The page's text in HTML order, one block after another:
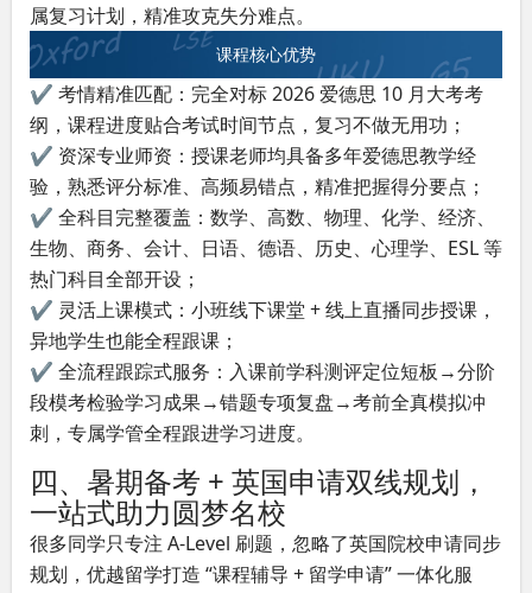
属复习计划，精准攻克失分难点。
课程核心优势
✔ 考情精准匹配：完全对标 2026 爱德思 10 月大考考
纲，课程进度贴合考试时间节点，复习不做无用功；
✔ 资深专业师资：授课老师均具备多年爱德思教学经
验，熟悉评分标准、高频易错点，精准把握得分要点；
✔ 全科目完整覆盖：数学、高数、物理、化学、经济、
生物、商务、会计、日语、德语、历史、心理学、ESL 等
热门科目全部开设；
✔ 灵活上课模式：小班线下课堂 + 线上直播同步授课，
异地学生也能全程跟课；
✔ 全流程跟踪式服务：入课前学科测评定位短板→分阶
段模考检验学习成果→错题专项复盘→考前全真模拟冲
刺，专属学管全程跟进学习进度。
四、暑期备考 + 英国申请双线规划，
一站式助力圆梦名校
很多同学只专注 A-Level 刷题，忽略了英国院校申请同步
规划，优越留学打造 “课程辅导 + 留学申请” 一体化服